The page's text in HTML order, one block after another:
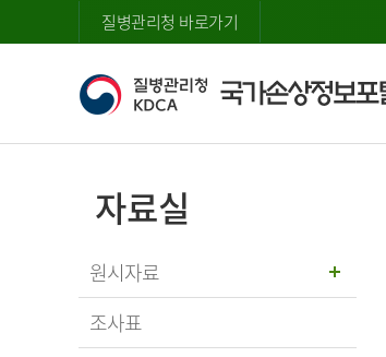
질병관리청 바로가기
자료실
원시자료
조사표